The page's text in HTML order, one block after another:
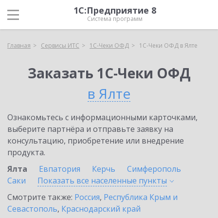
1С:Предприятие 8
Система программ
Главная Сервисы ИТС 1С-Чеки ОФД 1С-Чеки ОФД в Ялте
Заказать 1С-Чеки ОФД
в Ялте
Ознакомьтесь с информационными карточками,
выберите партнёра и отправьте заявку на
консультацию, приобретение или внедрение
продукта.
Ялта
Евпатория Керчь
Симферополь
Саки
Показать все населенные пункты
Смотрите также: Россия, Республика Крым и
Севастополь, Краснодарский край